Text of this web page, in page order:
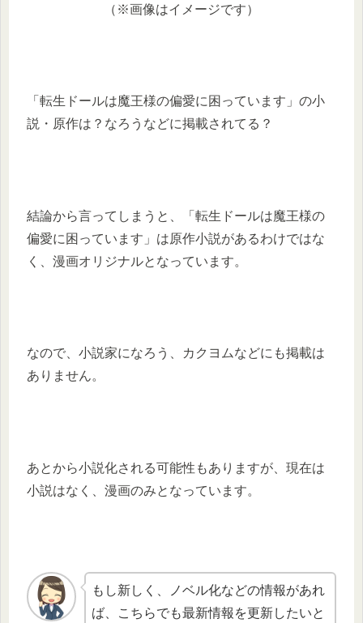
（※画像はイメージです）
「転生ドールは魔王様の偏愛に困っています」の小
説・原作は？なろうなどに掲載されてる？
結論から言ってしまうと、「転生ドールは魔王様の
偏愛に困っています」は原作小説があるわけではな
く、漫画オリジナルとなっています。
なので、小説家になろう、カクヨムなどにも掲載は
ありません。
あとから小説化される可能性もありますが、現在は
小説はなく、漫画のみとなっています。
もし新しく、ノベル化などの情報があれ
ば、こちらでも最新情報を更新したいと